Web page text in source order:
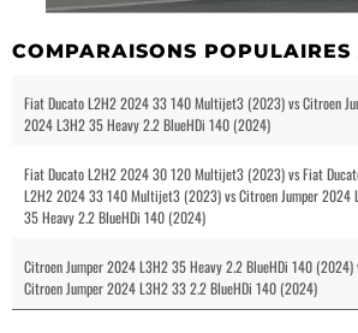
COMPARAISONS
Fiat Ducato L2H2 2024 33 140 Multijet3 (2023) vs Citroen
2024 L3H2 35 Heavy 2.2 BlueHDi 140 (2024)
Fiat Ducato L2H2 2024 30 120 Multijet3 (2023) vs Fiat
L2H2 2024 33 140 Multijet3 (2023) vs Citroen Jumper 2024
35 Heavy 2.2 BlueHDi 140 (2024)
Citroen Jumper 2024 L3H2 35 Heavy 2.2 BlueHDi 140 (2024)
Citroen Jumper 2024 L3H2 33 2.2 BlueHDi 140 (2024)